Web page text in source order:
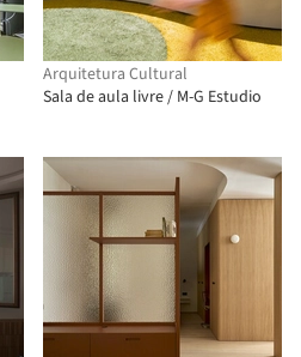
Arquitetura Cultural
Sala de aula livre / M-G Estudio